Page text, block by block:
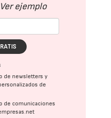
Ver ejemplo
de newsletters y
de
de comunicaciones